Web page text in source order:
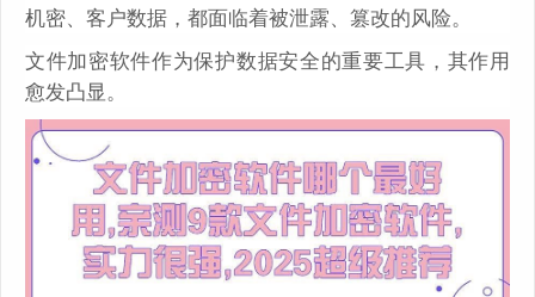
机密、客户数据，都面临着被泄露、篡改的风险。
文件加密软件作为保护数据安全的重要工具，其作用
愈发凸显。